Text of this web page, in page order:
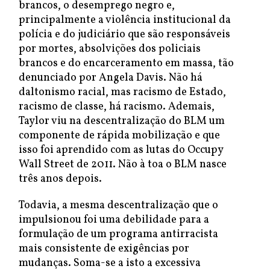
brancos, o desemprego negro e,
principalmente a violência institucional da
polícia e do judiciário que são responsáveis
por mortes, absolvições dos policiais
brancos e do encarceramento em massa, tão
denunciado por Angela Davis. Não há
daltonismo racial, mas racismo de Estado,
racismo de classe, há racismo. Ademais,
Taylor viu na descentralização do BLM um
componente de rápida mobilização e que
isso foi aprendido com as lutas do Occupy
Wall Street de 2011. Não à toa o BLM nasce
três anos depois.
Todavia, a mesma descentralização que o
impulsionou foi uma debilidade para a
formulação de um programa antirracista
mais consistente de exigências por
mudanças. Soma-se a isto a excessiva